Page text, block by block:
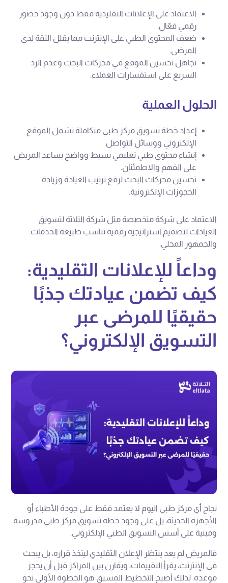
الاعتماد على الإعلانات التقليدية فقط دون وجود حضور
رقمي فعّال.
ضعف المحتوى الطبي على الإنترنت مما يقلل الثقة لدى
المرضى.
تجاهل تحسين الموقع في محركات البحث وعدم الرد
السريع على استفسارات العملاء.
الحلول العملية
إعداد خطة تسويق مركز طبي متكاملة تشمل الموقع
الإلكتروني ووسائل التواصل.
إنشاء محتوى طبي تعليمي بسيط وواضح يساعد المريض
على الفهم والاطمئنان.
تحسين محركات البحث لرفع ترتيب العيادة وزيادة
الحجوزات الإلكترونية.
الاعتماد على شركة متخصصة مثل شركة التلاتة لتسويق
العيادات لتصميم استراتيجية رقمية تناسب طبيعة الخدمات
والجمهور المحلي.
وداعاً للإعلانات التقليدية:
كيف تضمن عيادتك جذبًا
حقيقيًا للمرضى عبر
التسويق الإلكتروني؟
نجاح أي مركز طبي اليوم لا يعتمد فقط على جودة الأطباء أو
الأجهزة الحديثة، بل على وجود خطة تسويق مركز طبي مدروسة
ومبنية على أسس التسويق الطبي الإلكتروني.
فالمريض لم يعد ينتظر الإعلان التقليدي ليتخذ قراره، بل يبحث
في الإنترنت، يقرأ التقييمات، ويقارن بين المراكز قبل أن يحجز
موعده. لذلك أصبح التخطيط المسبق هو الخطوة الأولى نحو